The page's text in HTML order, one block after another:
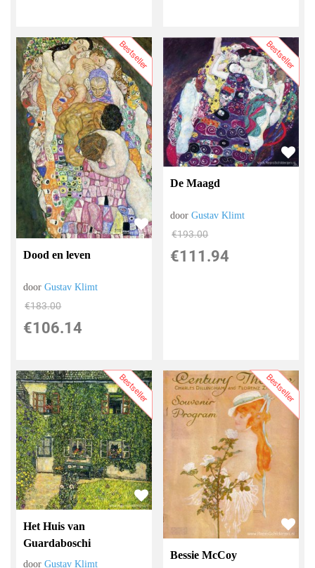
Bestseller
Dood en leven
doorGustav Klimt
€183.00
€106.14
Bestseller
De Maagd
doorGustav Klimt
€193.00
€111.94
Bestseller
Het Huis van
Guardaboschi
doorGustav Klimt
Bestseller
Bessie McCoy